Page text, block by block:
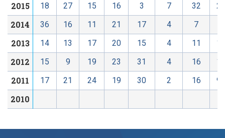
2015 18 27 15 16 3 7 32 20
2014 36 16 11 21 17 4 7
2013 14 13 17 20 15 4 11 11
2012 15 9 19 23 31 4 16 13
2011 17 21 24 19 30 2 16 90
2010